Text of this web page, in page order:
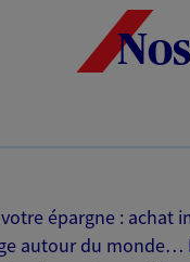
épargne : achat
autour du monde…